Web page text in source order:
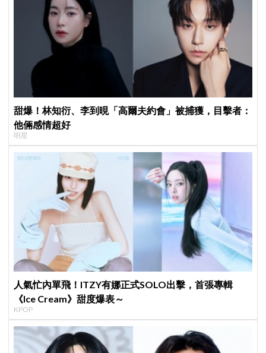
甜爆！林知衍、李到晛「高爾夫約會」被捕獲，目擊者：
他倆感情超好
明星
人氣忙內單飛！ITZY有娜正式SOLO出擊，首張專輯
《Ice Cream》甜度爆表～
KPOP